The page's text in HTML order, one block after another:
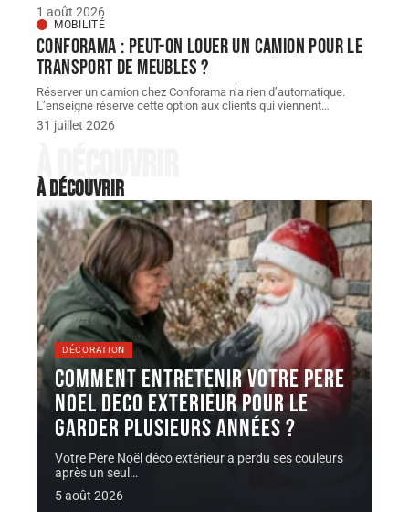
1 août 2026
MOBILITÉ
Conforama : peut-on louer un camion pour le
transport de meubles ?
Réserver un camion chez Conforama n’a rien d’automatique.
L’enseigne réserve cette option aux clients qui viennent…
31 juillet 2026
À découvrir
À découvrir
DÉCORATION
Comment entretenir votre pere
noel deco exterieur pour le
garder plusieurs années ?
Votre Père Noël déco extérieur a perdu ses couleurs
après un seul…
5 août 2026